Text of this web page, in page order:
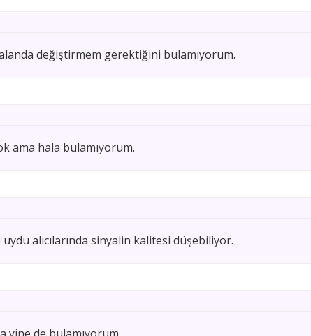
değiştirmem gerektiğini bulamıyorum.
ama hala bulamıyorum.
alıcılarında sinyalin kalitesi düşebiliyor.